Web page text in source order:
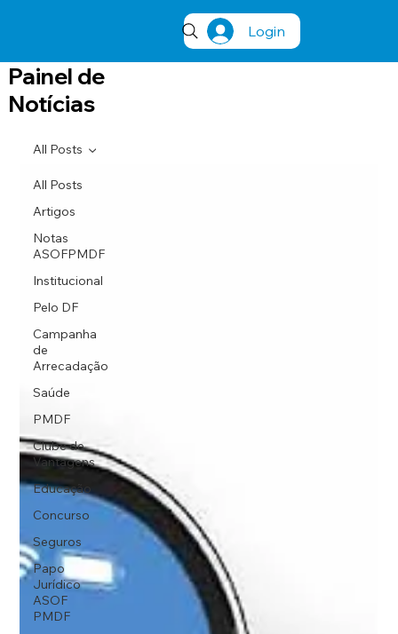
Login
Painel de
Notícias
All Posts
Artigos
Notas
ASOFPMDF
Institucional
Pelo DF
Campanha
de
Arrecadação
Saúde
PMDF
Clube de
Vantagens
Educação
Concurso
Seguros
Papo
Jurídico
ASOF
PMDF
All Posts